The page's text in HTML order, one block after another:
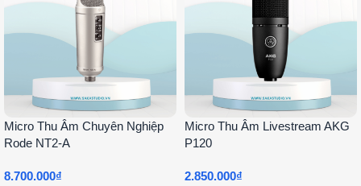
Micro Thu Âm Chuyên Nghiệp
Rode NT2-A
8.700.000₫
Micro Thu Âm Livestream AKG
P120
2.850.000₫